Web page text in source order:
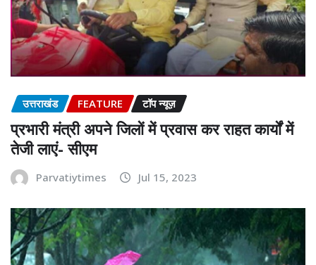
उत्तराखंड FEATURE टॉप न्यूज़
प्रभारी मंत्री अपने जिलों में प्रवास कर राहत कार्यों में
तेजी लाएं- सीएम
Parvatiytimes Jul 15, 2023